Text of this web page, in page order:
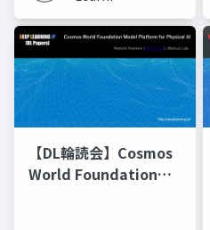
【DL輪読会】Cosmos
World Foundation